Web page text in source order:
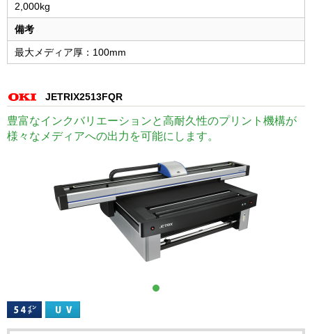
2,000kg
備考
最大メディア厚：100mm
JETRIX2513FQR
豊富なインクバリエーションと高耐久性のプリント機構が
様々なメディアへの出力を可能にします。